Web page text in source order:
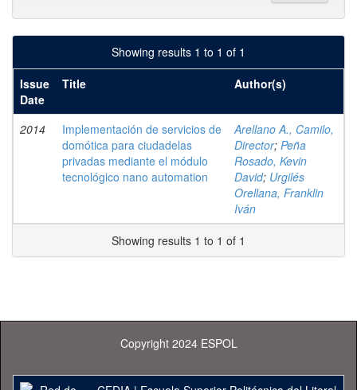
Showing results 1 to 1 of 1
Issue
Date
Title Author(s)
2014
Implementación de servicios de
domótica para ciudadelas
privadas mediante el módulo
tecnológico nano automation
Arellano A., Camilo,
Director; Peña
Rosado, Kevin
David; Urgilés
Orellana, Franklin
Iván
Showing results 1 to 1 of 1
Copyright 2024 ESPOL